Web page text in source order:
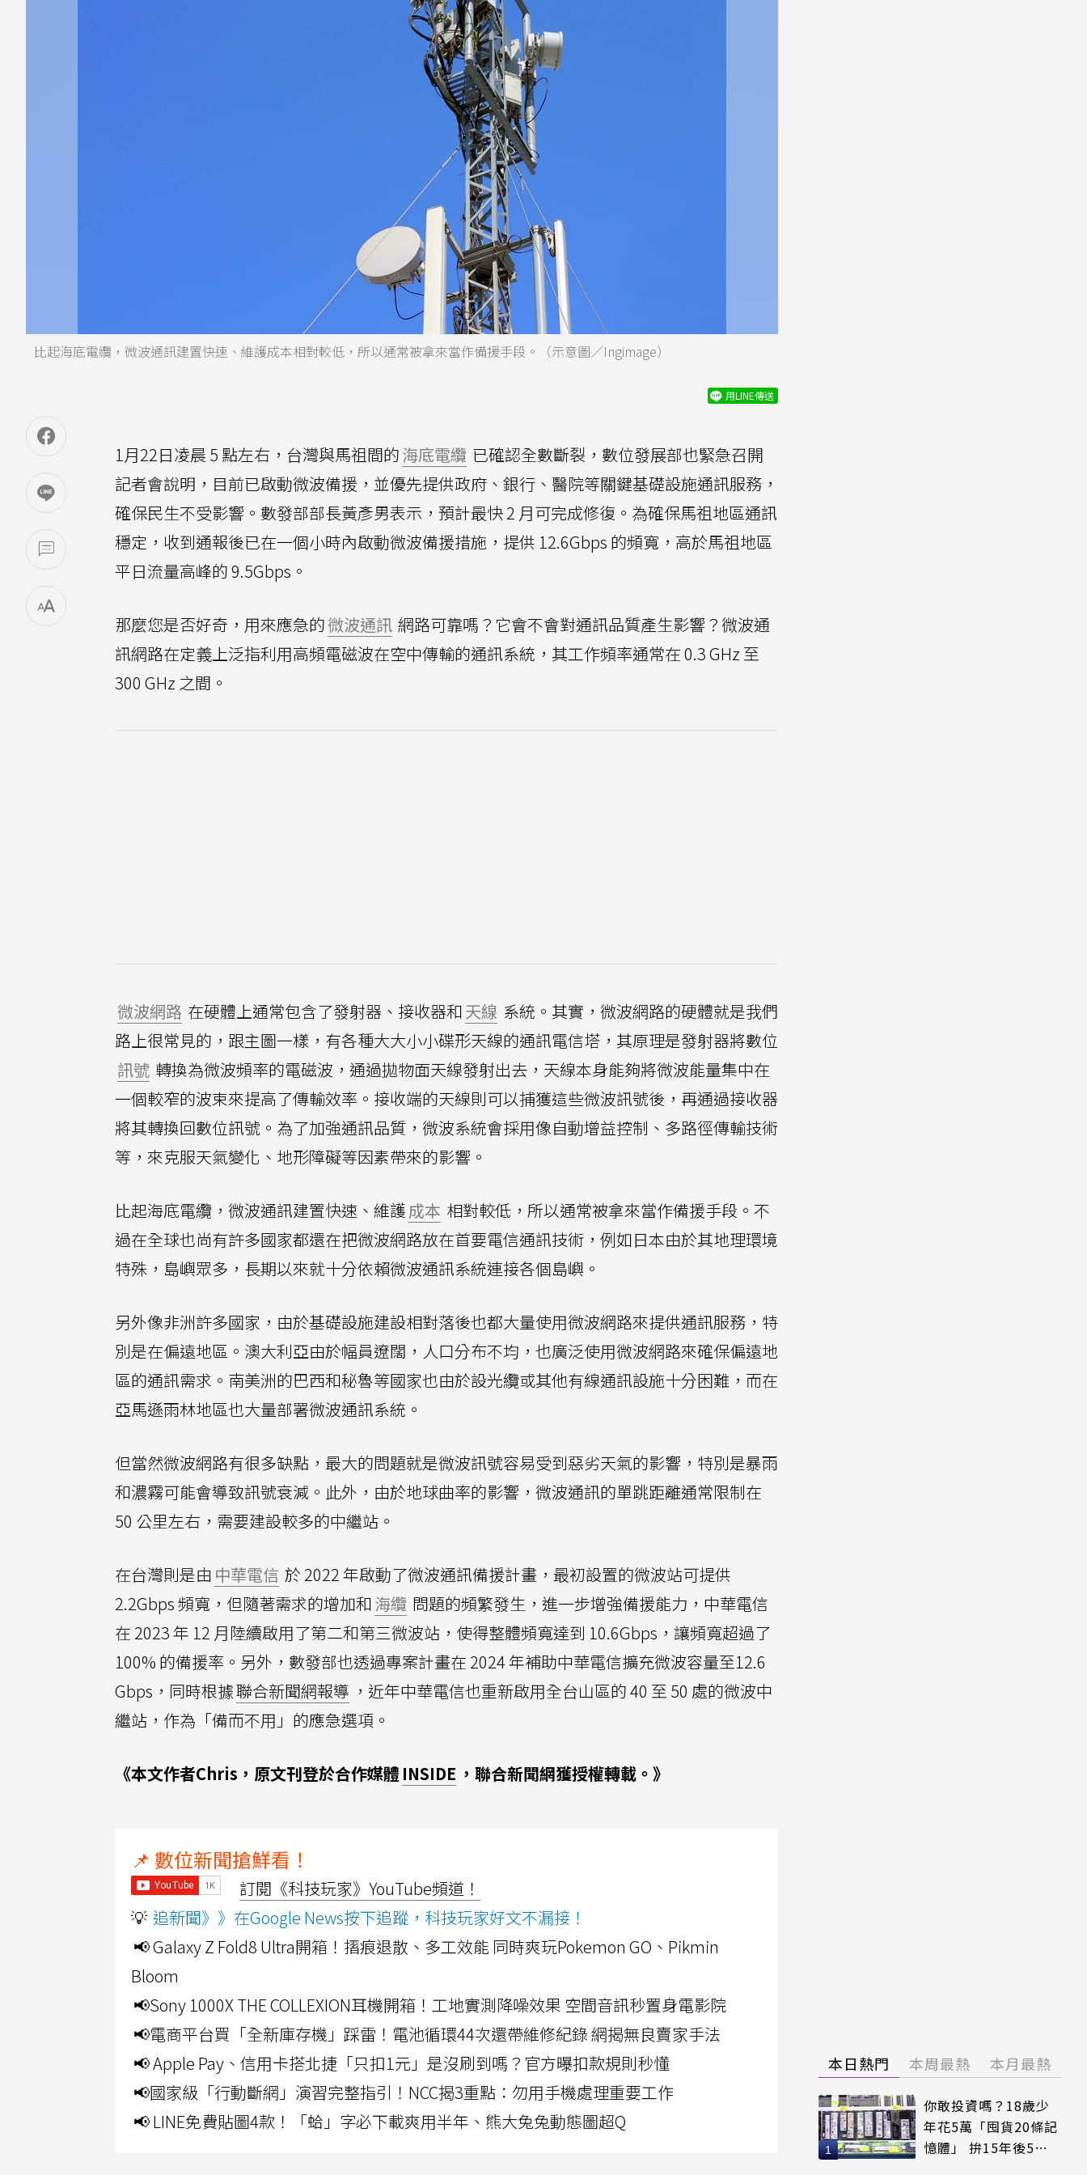
比起海底電纜，微波通訊建置快速、維護成本相對較低，所以通常被拿來當作備援手段。（示意圖／Ingimage）
用LINE傳送
1月22日凌晨 5 點左右，台灣與馬祖間的海底電纜 已確認全數斷裂，數位發展部也緊急召開
記者會說明，目前已啟動微波備援，並優先提供政府、銀行、醫院等關鍵基礎設施通訊服務，
確保民生不受影響。數發部部長黃彥男表示，預計最快 2 月可完成修復。為確保馬祖地區通訊
穩定，收到通報後已在一個小時內啟動微波備援措施，提供 12.6Gbps 的頻寬，高於馬祖地區
平日流量高峰的 9.5Gbps。
那麼您是否好奇，用來應急的微波通訊 網路可靠嗎？它會不會對通訊品質產生影響？微波通
訊網路在定義上泛指利用高頻電磁波在空中傳輸的通訊系統，其工作頻率通常在 0.3 GHz 至
300 GHz 之間。
微波網路 在硬體上通常包含了發射器、接收器和天線 系統。其實，微波網路的硬體就是我們
路上很常見的，跟主圖一樣，有各種大大小小碟形天線的通訊電信塔，其原理是發射器將數位
訊號 轉換為微波頻率的電磁波，通過拋物面天線發射出去，天線本身能夠將微波能量集中在
一個較窄的波束來提高了傳輸效率。接收端的天線則可以捕獲這些微波訊號後，再通過接收器
將其轉換回數位訊號。為了加強通訊品質，微波系統會採用像自動增益控制、多路徑傳輸技術
等，來克服天氣變化、地形障礙等因素帶來的影響。
比起海底電纜，微波通訊建置快速、維護成本 相對較低，所以通常被拿來當作備援手段。不
過在全球也尚有許多國家都還在把微波網路放在首要電信通訊技術，例如日本由於其地理環境
特殊，島嶼眾多，長期以來就十分依賴微波通訊系統連接各個島嶼。
另外像非洲許多國家，由於基礎設施建設相對落後也都大量使用微波網路來提供通訊服務，特
別是在偏遠地區。澳大利亞由於幅員遼闊，人口分布不均，也廣泛使用微波網路來確保偏遠地
區的通訊需求。南美洲的巴西和秘魯等國家也由於設光纜或其他有線通訊設施十分困難，而在
亞馬遜雨林地區也大量部署微波通訊系統。
但當然微波網路有很多缺點，最大的問題就是微波訊號容易受到惡劣天氣的影響，特別是暴雨
和濃霧可能會導致訊號衰減。此外，由於地球曲率的影響，微波通訊的單跳距離通常限制在
50 公里左右，需要建設較多的中繼站。
在台灣則是由 中華電信 於 2022 年啟動了微波通訊備援計畫，最初設置的微波站可提供
2.2Gbps 頻寬，但隨著需求的增加和海纜 問題的頻繁發生，進一步增強備援能力，中華電信
在 2023 年 12 月陸續啟用了第二和第三微波站，使得整體頻寬達到 10.6Gbps，讓頻寬超過了
100% 的備援率。另外，數發部也透過專案計畫在 2024 年補助中華電信擴充微波容量至12.6
Gbps，同時根據聯合新聞網報導 ，近年中華電信也重新啟用全台山區的 40 至 50 處的微波中
繼站，作為「備而不用」的應急選項。
《本文作者Chris，原文刊登於合作媒體 INSIDE ，聯合新聞網獲授權轉載。》
📌 數位新聞搶鮮看！
訂閱《科技玩家》YouTube頻道！
💡 追新聞》》在Google News按下追蹤，科技玩家好文不漏接！
📢 Galaxy Z Fold8 Ultra開箱！摺痕退散、多工效能 同時爽玩Pokemon GO、Pikmin
Bloom
📢Sony 1000X THE COLLEXION耳機開箱！工地實測降噪效果 空間音訊秒置身電影院
📢電商平台買「全新庫存機」踩雷！電池循環44次還帶維修紀錄 網揭無良賣家手法
📢 Apple Pay、信用卡搭北捷「只扣1元」是沒刷到嗎？官方曝扣款規則秒懂
📢國家級「行動斷網」演習完整指引！NCC揭3重點：勿用手機處理重要工作
📢 LINE免費貼圖4款！「蛤」字必下載爽用半年、熊大兔兔動態圖超Q
本日熱門 本周最熱 本月最熱
你敢投資嗎？18歲少
年花5萬「囤貨20條記
憶體」 拚15年後5倍